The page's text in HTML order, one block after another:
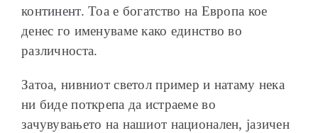
континент. Тоа е богатство на Европа кое
денес го именуваме како единство во
различноста.
Затоа, нивниот светол пример и натаму нека
ни биде поткрепа да истраеме во
зачувувањето на нашиот национален, јазичен